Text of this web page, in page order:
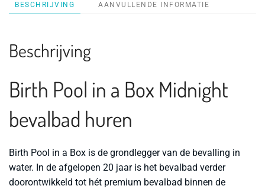
BESCHRIJVING AANVULLENDE INFORMATIE
Beschrijving
Birth Pool in a Box Midnight
bevalbad huren
Birth Pool in a Box is de grondlegger van de bevalling in
water. In de afgelopen 20 jaar is het bevalbad verder
doorontwikkeld tot hét premium bevalbad binnen de